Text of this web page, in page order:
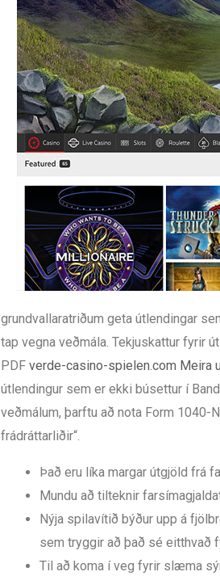
grundvallaratriðum geta útlendingar
tap vegna veðmála. Tekjuskattur fyrir
PDF verde-casino-spielen.com Meira
útlendingur sem er ekki búsettur í
veðmálum, þarftu að nota Form 1040-
frádráttarliðir“.
Það eru líka margar útgjöld frá
Mundu að tilteknir
Nýja spilavítið býður upp á
sem tryggir að það sé eitthvað
Til að koma í veg fyrir slæma